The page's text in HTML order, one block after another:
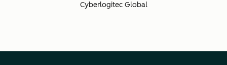
Cyberlogitec Global